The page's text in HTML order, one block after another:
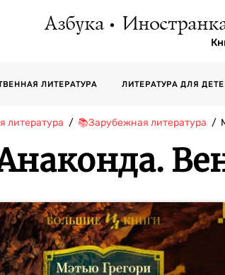
Азбука
ЛИТЕРАТУРА ЛИТЕРАТУРА ДЛЯ
литература 📚Зарубежная литература